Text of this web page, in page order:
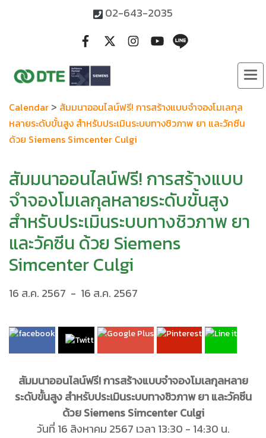
02-643-2035
Calendar > สัมมนาออนไลน์ฟรี! การสร้างแบบจำจองโมเลกุล
หลายระดับขั้นสูง สำหรับประเมินระบบทางชิวภาพ ยา และวัคซีน
ด้วย Siemens Simcenter Culgi
สัมมนาออนไลน์ฟรี! การสร้างแบบ
จำจองโมเลกุลหลายระดับขั้นสูง
สำหรับประเมินระบบทางชิวภาพ ยา
และวัคซีน ด้วย Siemens
Simcenter Culgi
16 ส.ค. 2567 - 16 ส.ค. 2567
สัมมนาออนไลน์ฟรี! การสร้างแบบจำจองโมเลกุลหลาย
ระดับขั้นสูง สำหรับประเมินระบบทางชิวภาพ ยา และวัคซีน
ด้วย Siemens Simcenter Culgi
วันที่ 16 สิงหาคม 2567 เวลา 13:30 - 14:30 น.